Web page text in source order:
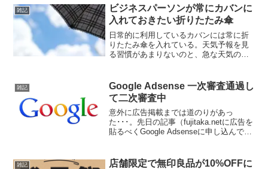
カテゴリーに「ライフハック」を追加し
てみた。ひとまずIK...
雑記
ビジネスパーソンが常にカバンに
入れておきたい折りたたみ傘
日常的に利用しているカバンには常に折
りたたみ傘を入れている。天気予報を見
る習慣があまりないのと、急な天気の変
て試してみたが、その結果、常用してい
る2本＋試してみたい1本...
雑記
Google Adsense 一次審査通過し
て二次審査中
意外に広告掲載までは道のりがあっ
た･･･。先日の記事（fujitaka.netに広告を
貼るべくGoogle Adsenseに申し込んでみ
た。これで広告掲載･･･と思いき...
雑記
店舗限定で無印良品が10%OFFに